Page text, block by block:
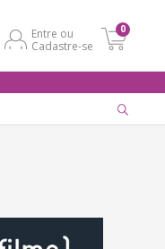
Entre ou
Cadastre-se
0